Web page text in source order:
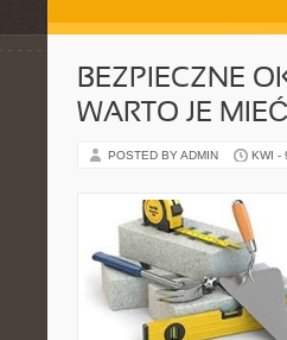
BEZPIECZNE
WARTO JE
POSTED BY ADMIN KWI -